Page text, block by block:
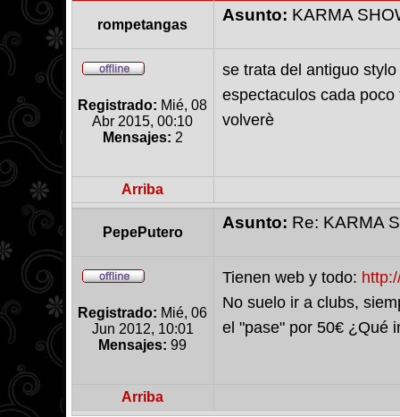
rompetangas
Asunto: KARMA
Registrado: Mié, 08
Abr 2015, 00:10
Mensajes: 2
se trata del antiguo
espectaculos cada
volverè
Arriba
PepePutero
Asunto: Re: KARMA
Registrado: Mié, 06
Jun 2012, 10:01
Mensajes: 99
Tienen web y todo:
No suelo ir a clubs,
el "pase" por 50€ ¿Qué
Arriba